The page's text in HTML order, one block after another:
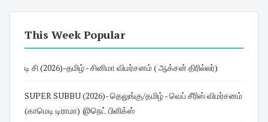
This Week Popular
டி சி (2026)-தமிழ் - சினிமா விமர்சனம் ( ஆக்சன் திரில்லர்)
SUPER SUBBU (2026)- தெலுங்கு/தமிழ் - வெப் சீரிஸ் விமர்சனம்
(காமெடி டிராமா) @நெட் பிளிக்ஸ்